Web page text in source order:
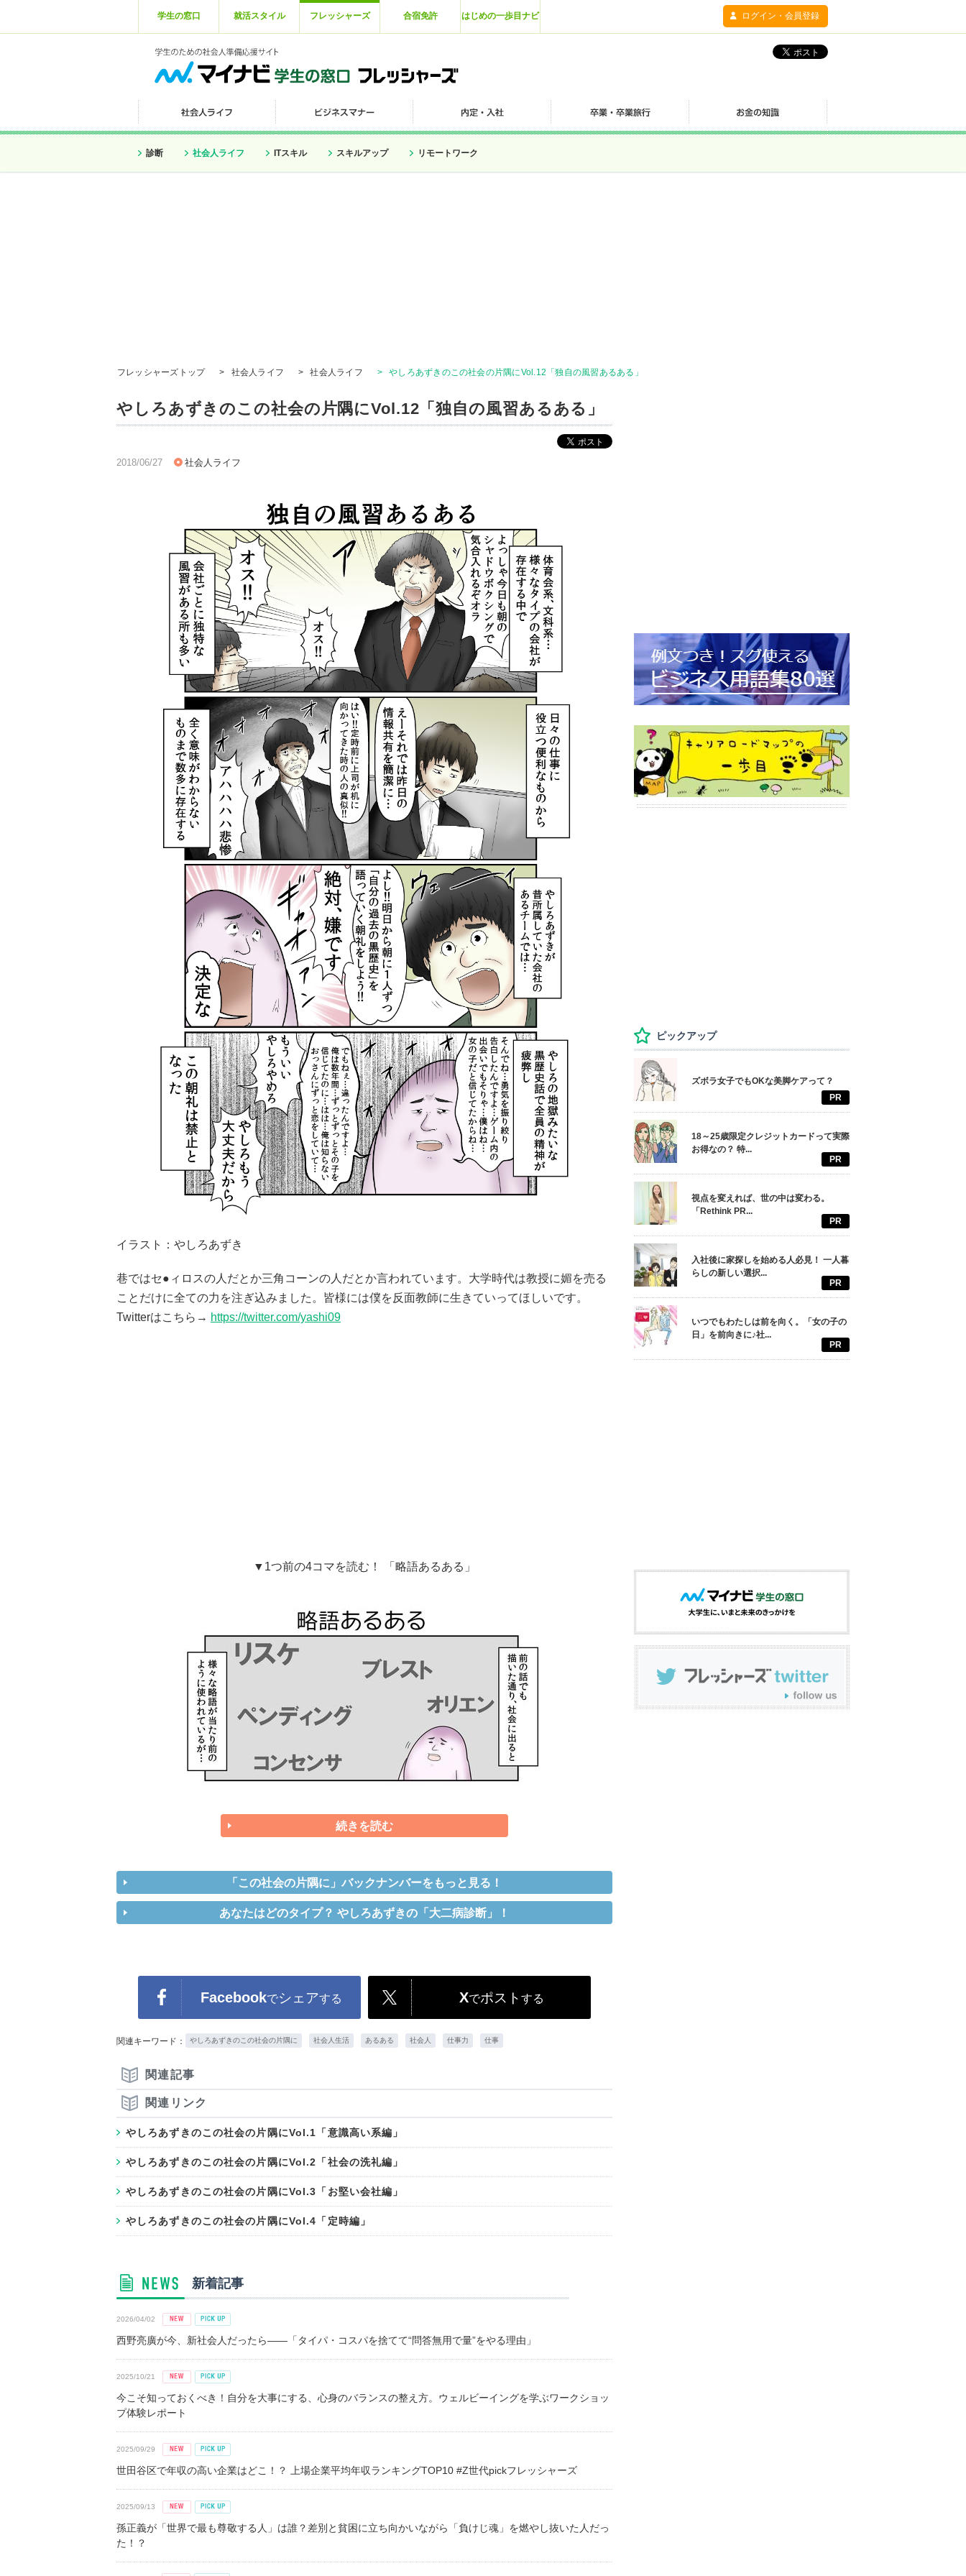
学生の窓口 就活スタイル フレッシャーズ 合宿免許 はじめの一歩目ナビ ログイン・会員登録
診断 社会人ライフ ITスキル スキルアップ リモートワーク
フレッシャーズトップ > 社会人ライフ > 社会人ライフ > やしろあずきのこの社会の片隅にVol.12「独自の風習あるある」
やしろあずきのこの社会の片隅にVol.12「独自の風習あるある」
2018/06/27 社会人ライフ
イラスト：やしろあずき
巷ではセ●ィロスの人だとか三角コーンの人だとか言われています。大学時代は教授に媚を売る
ことだけに全ての力を注ぎ込みました。皆様には僕を反面教師に生きていってほしいです。
Twitterはこちら→ https://twitter.com/yashi09
▼1つ前の4コマを読む！ 「略語あるある」
続きを読む
「この社会の片隅に」バックナンバーをもっと見る！
あなたはどのタイプ？ やしろあずきの「大二病診断」！
Facebookでシェアする Xでポスト する
関連キーワード： やしろあずきのこの社会の片隅に 社会人生活 あるある 社会人 仕事力 仕事
関連記事
関連リンク
やしろあずきのこの社会の片隅にVol.1「意識高い系編」
やしろあずきのこの社会の片隅にVol.2「社会の洗礼編」
やしろあずきのこの社会の片隅にVol.3「お堅い会社編」
やしろあずきのこの社会の片隅にVol.4「定時編」
新着記事
2026/04/02
西野亮廣が今、新社会人だったら――「タイパ・コスパを捨てて“問答無用で量”をやる理由」
2025/10/21
今こそ知っておくべき！自分を大事にする、心身のバランスの整え方。ウェルビーイングを学ぶワークショッ
プ体験レポート
2025/09/29
世田谷区で年収の高い企業はどこ！？ 上場企業平均年収ランキングTOP10 #Z世代pickフレッシャーズ
2025/09/13
孫正義が「世界で最も尊敬する人」は誰？差別と貧困に立ち向かいながら「負けじ魂」を燃やし抜いた人だっ
た！？
ピックアップ
ズボラ女子でもOKな美脚ケアって？
PR
18～25歳限定クレジットカードって実際
お得なの？ 特...
PR
視点を変えれば、世の中は変わる。
「Rethink PR...
PR
入社後に家探しを始める人必見！ 一人暮
らしの新しい選択...
PR
いつでもわたしは前を向く。「女の子の
日」を前向きに♪社...
PR